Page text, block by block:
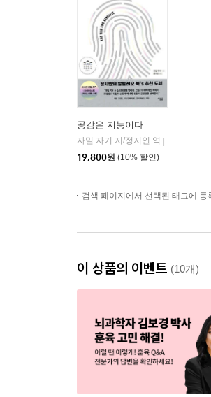
공감은 지능이다
자밀 자키 저/정지인 역
심심
19,800원 (10% 할인)
검색 페이지에서 선택된 태그에
이 상품의 이벤트 (10개)